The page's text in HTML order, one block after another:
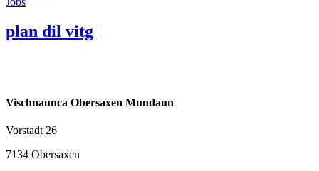
plan dil vitg
Vischnaunca Obersaxen Mundaun
Vorstadt 26
7134 Obersaxen